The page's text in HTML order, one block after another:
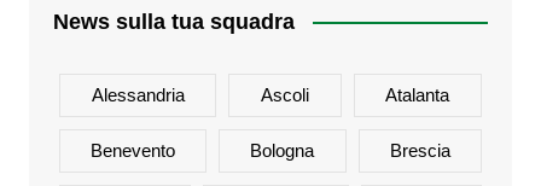
News sulla tua squadra
Alessandria Ascoli Atalanta
Benevento Bologna Brescia